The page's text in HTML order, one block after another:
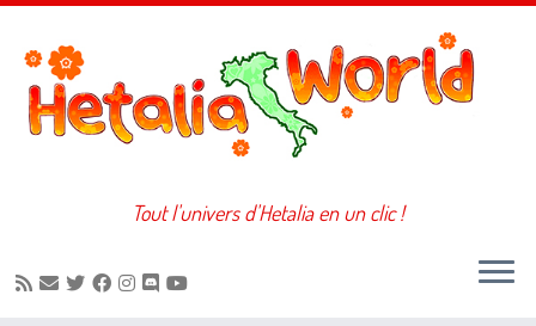
Tout l'univers d'Hetalia en un clic !